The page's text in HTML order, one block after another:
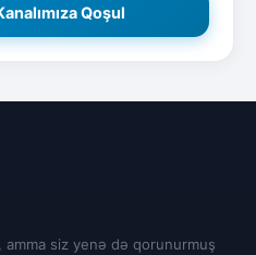
Qoşul
siz yenə də qorunurmuş